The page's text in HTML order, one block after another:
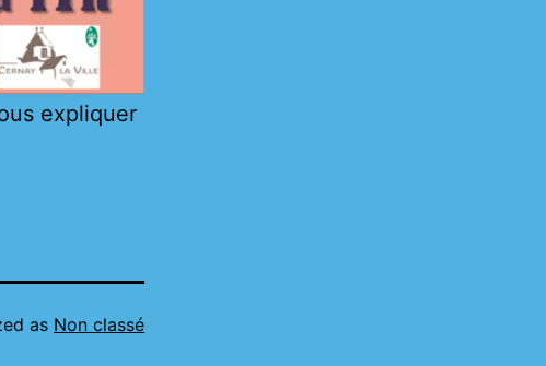
expliquer
as Non classé